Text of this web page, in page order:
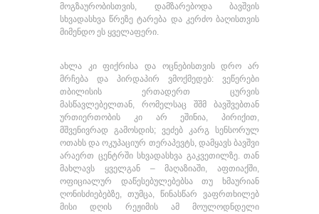
მოგზაურობისთვის, დამზარებოდა ბავშვის
სხვადასხვა წრეზე ტარება და კერძო ბაღისთვის
მიმენდო ეს ყველაფერი.
ახლა კი ფიქრისა და ოცნებისთვის დრო არ
მრჩება და პირდაპირ ვმოქმედებ: ვეწერები
თბილისის ერთადერთ ცურვის
მასწავლებელთან, რომელსაც შშმ ბავშვებთან
ურთიერთობის კი არ ეშინია, პირიქით,
მშვენივრად გამოსდის; ვეძებ კარგ სენსორულ
ოთახს და ოკუპაციურ თერაპევტს, დამყავს ბავშვი
არაერთ ცენტრში სხვადასხვა გაკვეთილზე. თან
მახლავს ყველგან – მაღაზიაში, აფთიაქში,
ოფიციალურ დაწესებულებებსა თუ ხმაურიან
ღონისძიებებზე, თუმცა, წინასწარ ვაფრთხილებ
მისი დღის რეჟიმის ამ მოულოდნდელი